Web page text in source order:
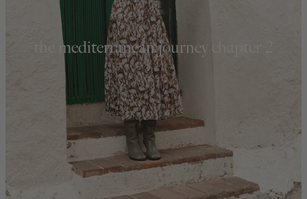
the mediterranean journey chapter 2